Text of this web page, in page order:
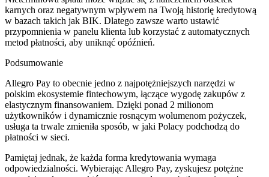
karnych oraz negatywnym wpływem na Twoją historię kredytową
w bazach takich jak BIK. Dlatego zawsze warto ustawić
przypomnienia w panelu klienta lub korzystać z automatycznych
metod płatności, aby uniknąć opóźnień.
Podsumowanie
Allegro Pay to obecnie jedno z najpotężniejszych narzędzi w
polskim ekosystemie fintechowym, łączące wygodę zakupów z
elastycznym finansowaniem. Dzięki ponad 2 milionom
użytkowników i dynamicznie rosnącym wolumenom pożyczek,
usługa ta trwale zmieniła sposób, w jaki Polacy podchodzą do
płatności w sieci.
Pamiętaj jednak, że każda forma kredytowania wymaga
odpowiedzialności. Wybierając Allegro Pay, zyskujesz potężne